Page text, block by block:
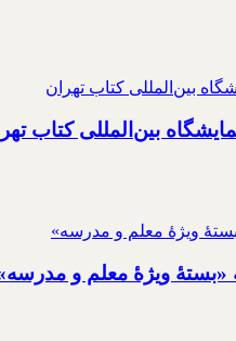
بین‌المللی کتاب